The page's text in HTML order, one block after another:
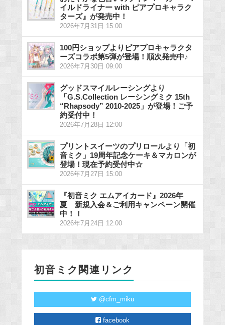
イルドライナー with ピアプロキャラク
ターズ』が発売中！
2026年7月31日 15:00
100円ショップよりピアプロキャラクタ
ーズコラボ第5弾が登場！順次発売中♪
2026年7月30日 09:00
グッドスマイルレーシングより
「G.S.Collection レーシングミク 15th
“Rhapsody” 2010-2025」が登場！ご予
約受付中！
2026年7月28日 12:00
プリントスイーツのプリロールより「初
音ミク」19周年記念ケーキ＆マカロンが
登場！現在予約受付中☆
2026年7月27日 15:00
『初音ミク エムアイカード』2026年
夏 新規入会＆ご利用キャンペーン開催
中！！
2026年7月24日 12:00
初音ミク関連リンク
@cfm_miku
facebook